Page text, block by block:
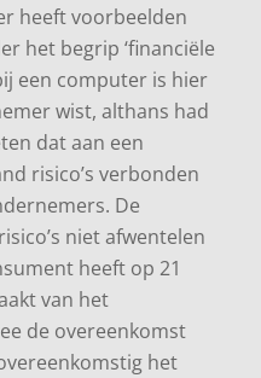
heeft voorbeelden
het begrip ‘financiële
een computer is hier
wist, althans had
dat aan een
risico’s verbonden
De
niet afwentelen
heeft op 21
van het
de overeenkomst
het